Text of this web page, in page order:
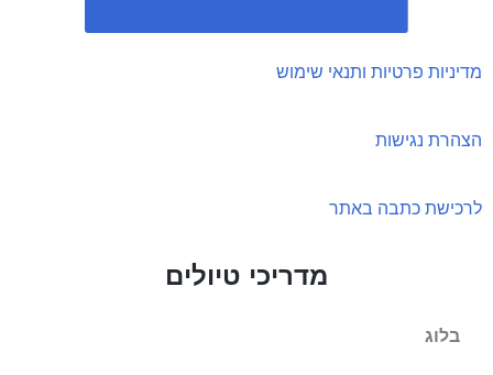
מדיניות פרטיות ותנאי שימוש
הצהרת נגישות
לרכישת כתבה באתר
מדריכי טיולים
בלוג